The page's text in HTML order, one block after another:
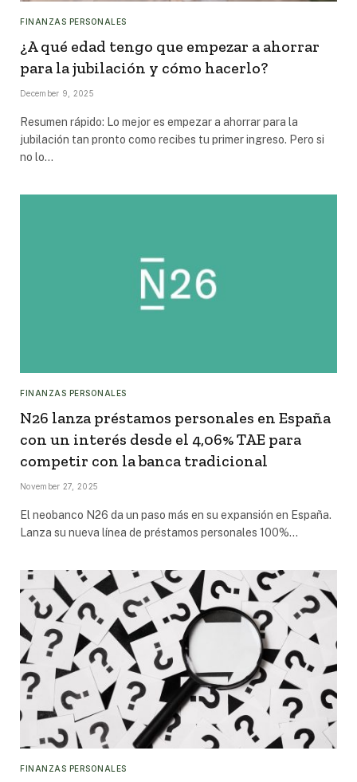
FINANZAS PERSONALES
¿A qué edad tengo que empezar a ahorrar
para la jubilación y cómo hacerlo?
December 9, 2025
Resumen rápido: Lo mejor es empezar a ahorrar para la
jubilación tan pronto como recibes tu primer ingreso. Pero si
no lo…
FINANZAS PERSONALES
N26 lanza préstamos personales en España
con un interés desde el 4,06% TAE para
competir con la banca tradicional
November 27, 2025
El neobanco N26 da un paso más en su expansión en España.
Lanza su nueva línea de préstamos personales 100%…
FINANZAS PERSONALES